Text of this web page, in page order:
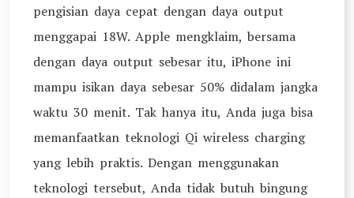
pengisian daya cepat dengan daya output
menggapai 18W. Apple mengklaim, bersama
dengan daya output sebesar itu, iPhone ini
mampu isikan daya sebesar 50% didalam jangka
waktu 30 menit. Tak hanya itu, Anda juga bisa
memanfaatkan teknologi Qi wireless charging
yang lebih praktis. Dengan menggunakan
teknologi tersebut, Anda tidak butuh bingung